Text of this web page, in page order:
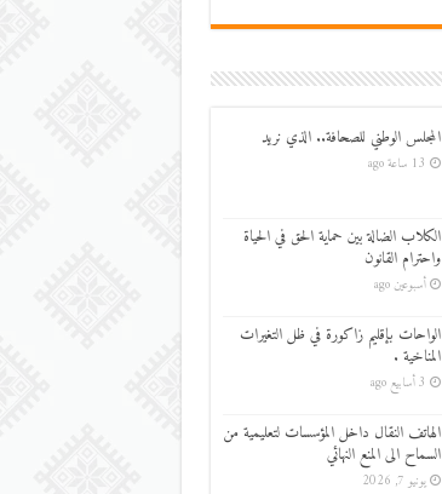
المجلس الوطني للصحافة.. الذي نريد
13 ساعة ago
الكلاب الضالة بين حماية الحق في الحياة
واحترام القانون
أسبوعين ago
الواحات بإقليم زاكورة في ظل التغيرات
المناخية .
3 أسابيع ago
الهاتف النقال داخل المؤسسات لتعليمية من
السماح الى المنع النهائي
يونيو 7, 2026